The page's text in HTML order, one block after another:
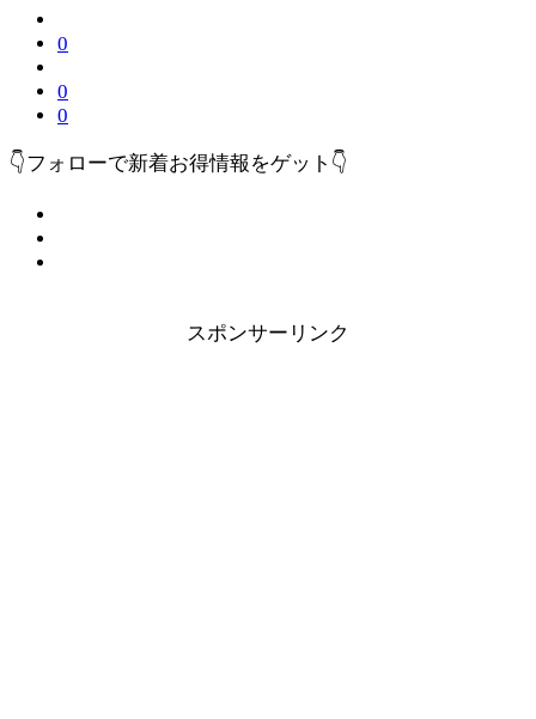
0
0
0
👇フォローで新着お得情報をゲット👇
スポンサーリンク